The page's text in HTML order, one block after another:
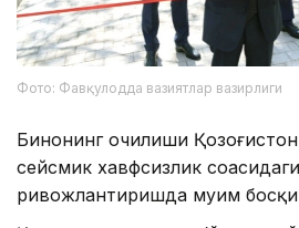
Фото: Фавқулодда вазиятлар вазирлиги
Бинонинг очилиши
сейсмик хавфсизлик
ривожлантиришда муҳим